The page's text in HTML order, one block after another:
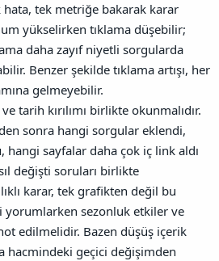
hata, tek metriğe bakarak karar
yükselirken tıklama düşebilir;
daha zayıf niyetli sorgularda
Benzer şekilde tıklama artışı, her
gelmeyebilir.
tarih kırılımı birlikte okunmalıdır.
sonra hangi sorgular eklendi,
sayfalar daha çok iç link aldı
değişti soruları birlikte
karar, tek grafikten değil bu
yorumlarken sezonluk etkiler ve
edilmelidir. Bazen düşüş içerik
hacmindeki geçici değişimden